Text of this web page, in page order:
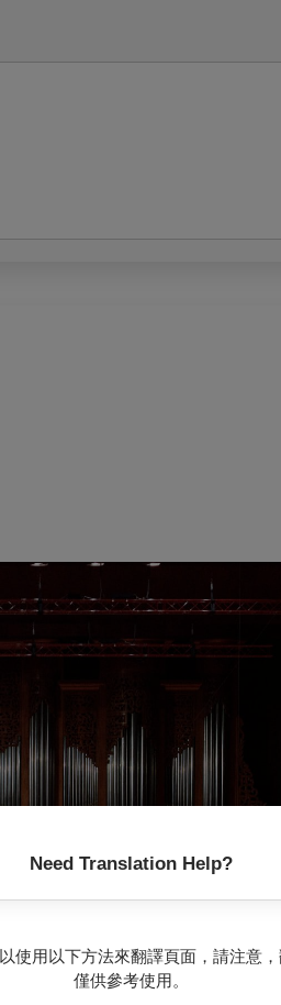
Need Translation Help?
使用以下方法來翻譯頁面，請注意
僅供參考使用。